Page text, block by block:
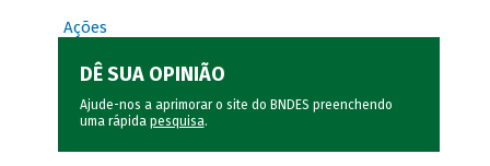
Ações
DÊ SUA OPINIÃO
Ajude-nos a aprimorar o site do BNDES preenchendo
uma rápida pesquisa.